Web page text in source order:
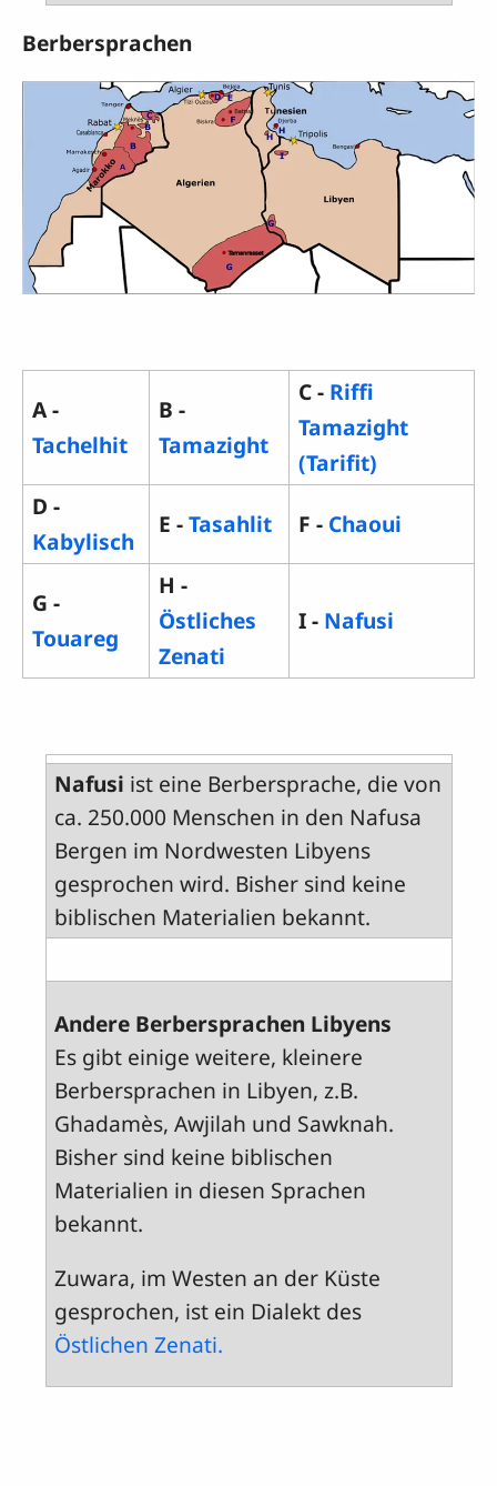
Berbersprachen
A -
Tachelhit
B -
Tamazight
C - Riffi
Tamazight
(Tarifit)
D -
Kabylisch
E -Tasahlit F - Chaoui
G -
Touareg
H -
Östliches
Zenati
I - Nafusi
Nafusi ist eine Berbersprache, die von
ca. 250.000 Menschen in den Nafusa
Bergen im Nordwesten Libyens
gesprochen wird. Bisher sind keine
biblischen Materialien bekannt.
Andere Berbersprachen Libyens
Es gibt einige weitere, kleinere
Berbersprachen in Libyen, z.B.
Ghadamès, Awjilah und Sawknah.
Bisher sind keine biblischen
Materialien in diesen Sprachen
bekannt.
Zuwara, im Westen an der Küste
gesprochen, ist ein Dialekt des
Östlichen Zenati.